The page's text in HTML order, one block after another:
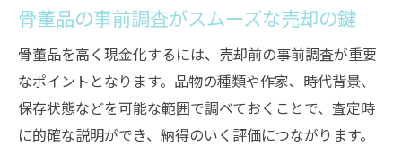
骨董品の事前調査がスムーズな売却の鍵
骨董品を高く現金化するには、売却前の事前調査が重要
なポイントとなります。品物の種類や作家、時代背景、
保存状態などを可能な範囲で調べておくことで、査定時
に的確な説明ができ、納得のいく評価につながります。